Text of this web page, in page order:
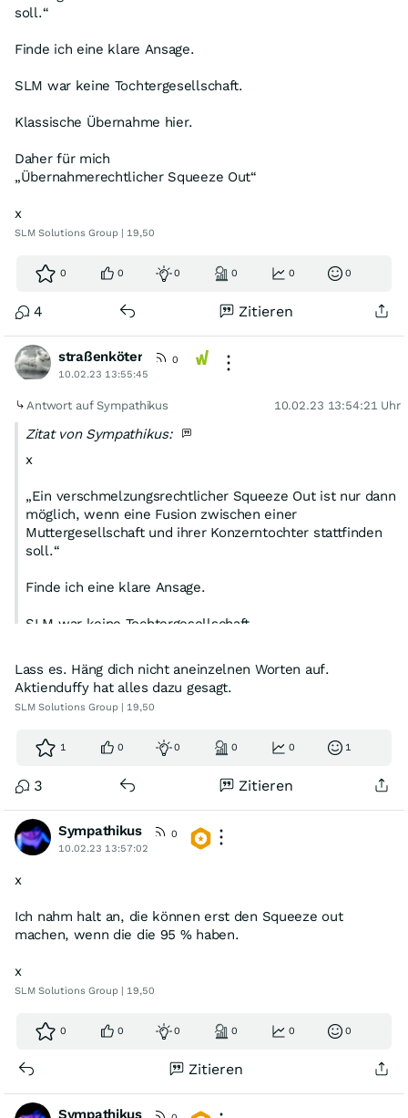
soll.“
Finde ich eine klare Ansage.
SLM war keine Tochtergesellschaft.
Klassische Übernahme hier.
Daher für mich
„Übernahmerechtlicher Squeeze Out“
x
SLM Solutions Group | 19,50
0 0 0 0 0 0
4 Zitieren
straßenköter
0
10.02.23 13:55:45
Antwort auf Sympathikus 10.02.23 13:54:21 Uhr
Zitat von Sympathikus:
x
„Ein verschmelzungsrechtlicher Squeeze Out ist nur dann
möglich, wenn eine Fusion zwischen einer
Muttergesellschaft und ihrer Konzerntochter stattfinden
soll.“
Finde ich eine klare Ansage.
SLM war keine Tochtergesellschaft.
Klassische Übernahme hier.
Daher für mich
„Übernahmerechtlicher Squeeze Out“
Lass es. Häng dich nicht aneinzelnen Worten auf.
Aktienduffy hat alles dazu gesagt.
SLM Solutions Group | 19,50
1 0 0 0 0 1
3 Zitieren
Sympathikus
0
10.02.23 13:57:02
x
Ich nahm halt an, die können erst den Squeeze out
machen, wenn die die 95 % haben.
x
SLM Solutions Group | 19,50
0 0 0 0 0 0
Zitieren
Sympathikus